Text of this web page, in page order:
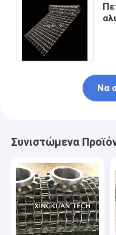
Να
Συνιστώμενα